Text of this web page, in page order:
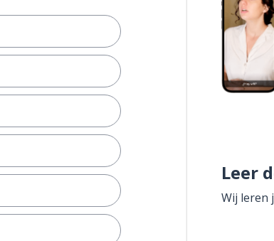
Leer
Wij leren